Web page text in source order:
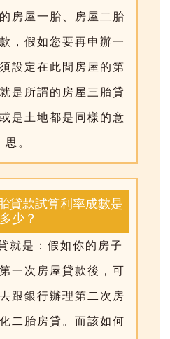
房屋一胎、房屋二胎
，假如您要再申辦一
設定在此間房屋的第
是所謂的房屋三胎貸
是土地都是同樣的意
思。
貸款試算利率成數是
多少？
就是：假如你的房子
一次房屋貸款後，可
跟銀行辦理第二次房
二胎房貸。而該如何